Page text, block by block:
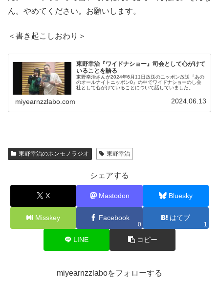
ん。やめてください。お願いします。
＜書き起こしおわり＞
東野幸治『ワイドナショー』司会として心がけて
いることを語る
東野幸治さんが2024年6月11日放送のニッポン放送『あの
のオールナイトニッポン0』の中でワイドナショーのし会
社として心がけていることについて話していました。
miyearnzzlabo.com 2024.06.13
東野幸治のホンモノラジオ 東野幸治
シェアする
X Mastodon Bluesky
Misskey Facebook
0
はてブ
1
LINE コピー
miyearnzzlaboをフォローする